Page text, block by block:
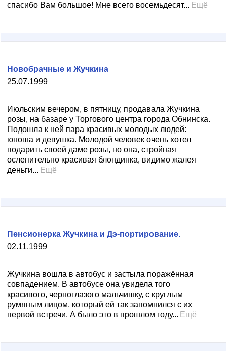
спасибо Вам большое! Мне всего восемьдесят... Ещё
25.07.1999
Новобрачные и Жучкина
Июльским вечером, в пятницу, продавала Жучкина
розы, на базаре у Торгового центра города Обнинска.
Подошла к ней пара красивых молодых людей:
юноша и девушка. Молодой человек очень хотел
подарить своей даме розы, но она, стройная
ослепительно красивая блондинка, видимо жалея
деньги... Ещё
02.11.1999
Пенсионерка Жучкина и Дэ-портирование.
Жучкина вошла в автобус и застыла поражённая
совпадением. В автобусе она увидела того
красивого, черноглазого мальчишку, с круглым
румяным лицом, который ей так запомнился с их
первой встречи. А было это в прошлом году... Ещё